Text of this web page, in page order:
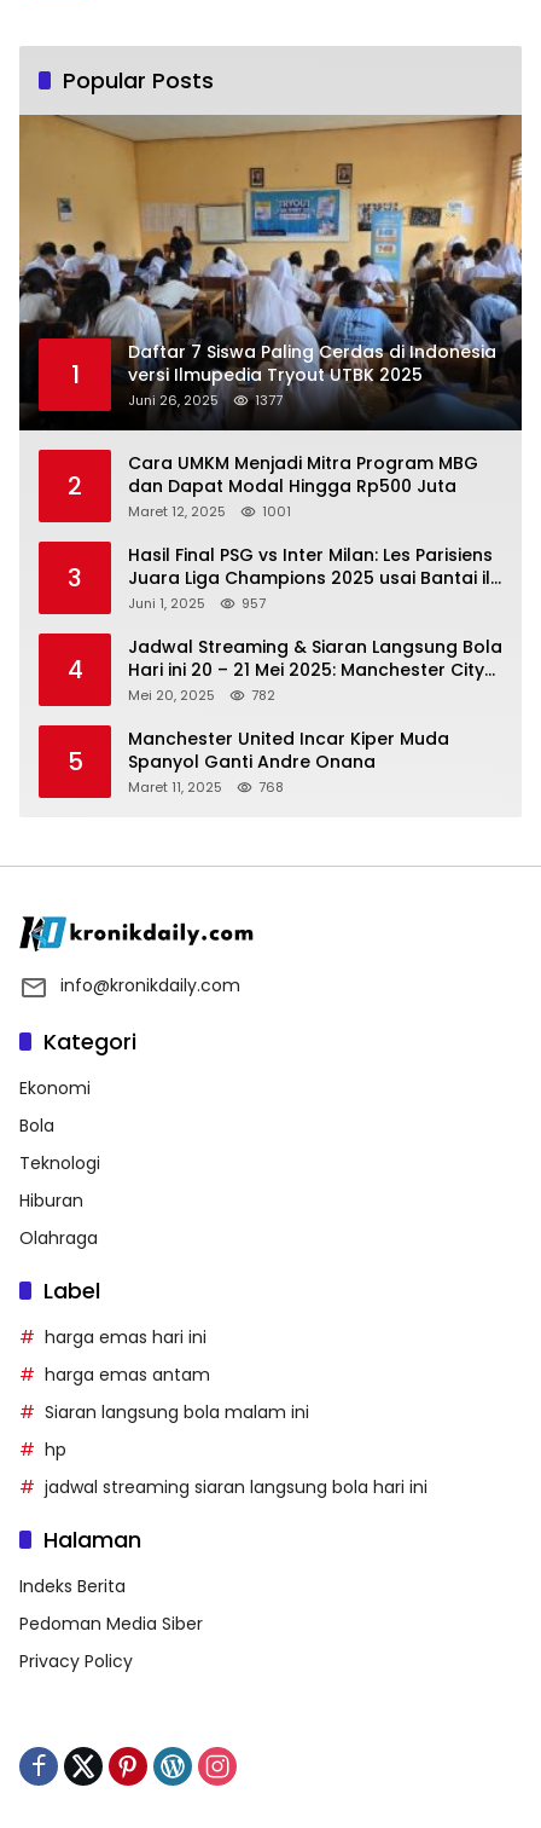
Popular Posts
1
Daftar 7 Siswa Paling Cerdas di Indonesia
versi Ilmupedia Tryout UTBK 2025
Juni 26, 2025 1377
2
Cara UMKM Menjadi Mitra Program MBG
dan Dapat Modal Hingga Rp500 Juta
Maret 12, 2025 1001
3
Hasil Final PSG vs Inter Milan: Les Parisiens
Juara Liga Champions 2025 usai Bantai il
Nerazzurri
Juni 1, 2025 957
4
Jadwal Streaming & Siaran Langsung Bola
Hari ini 20 – 21 Mei 2025: Manchester City
vs Bournemouth
Mei 20, 2025 782
5
Manchester United Incar Kiper Muda
Spanyol Ganti Andre Onana
Maret 11, 2025 768
info@kronikdaily.com
Kategori
Ekonomi
Bola
Teknologi
Hiburan
Olahraga
Label
harga emas hari ini
harga emas antam
Siaran langsung bola malam ini
hp
jadwal streaming siaran langsung bola hari ini
Halaman
Indeks Berita
Pedoman Media Siber
Privacy Policy